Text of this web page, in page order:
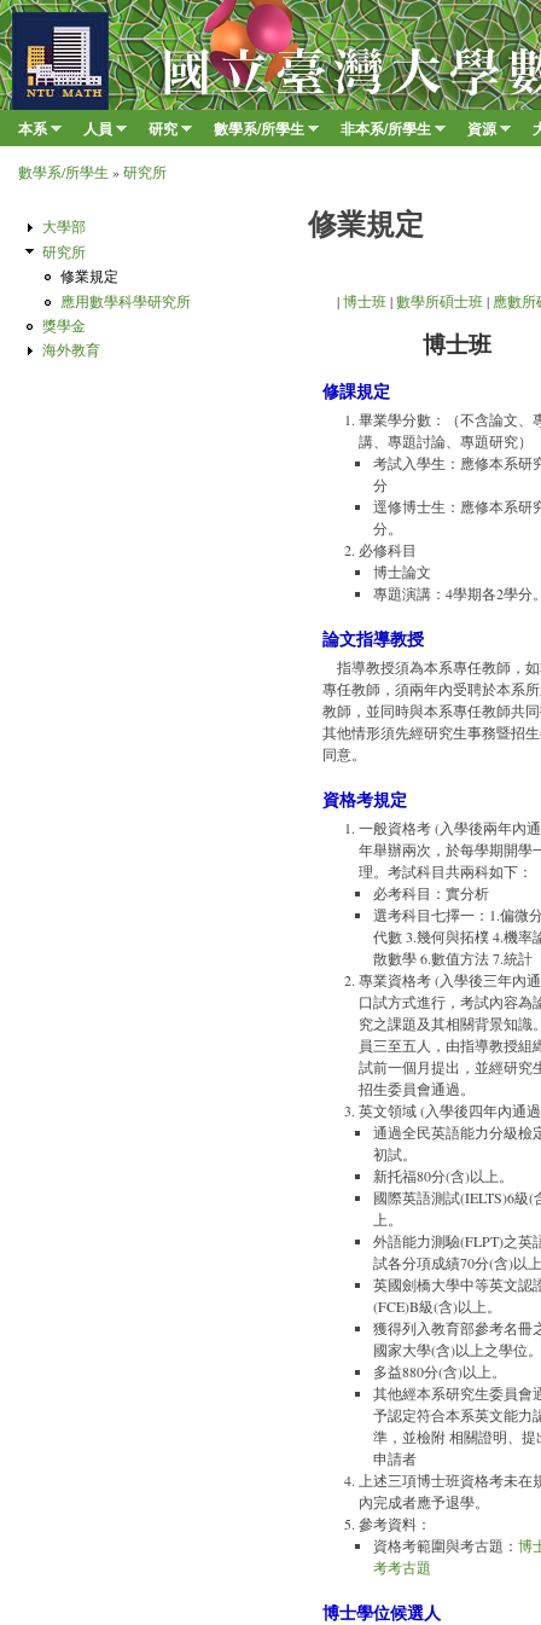
移至
臺
大
數
學
系
Main menu
本系 人員 研究 數學系/所學生 非本系/所學生 資源
您在這裡
數學系/所學生 »研究所
修業規定
|博士班 |數學所碩士班 | 應數所
博士班
修課規定
畢業學分數：（不含論文、
講、專題討論、專題研究）
考試入學生：應修本系研
分
逕修博士生：應修本系研
分。
必修科目
博士論文
專題演講：4學期各2學分
論文指導教授
指導教授須為本系專任教師，
專任教師，須兩年內受聘於本系
教師，並同時與本系專任教師共
其他情形須先經研究生事務暨招
同意。
資格考規定
一般資格考 (入學後兩年內
年舉辦兩次，於每學期開學
理。考試科目共兩科如下：
必考科目：實分析
選考科目七擇一：1.偏微
代數 3.幾何與拓樸 4.機率
散數學 6.數值方法 7.統計
專業資格考 (入學後三年內
口試方式進行，考試內容為
究之課題及其相關背景知識
員三至五人，由指導教授組
試前一個月提出，並經研究
招生委員會通過。
英文領域 (入學後四年內通
通過全民英語能力分級檢
初試。
新托福80分(含)以上。
國際英語測試(IELTS)6級(
上。
外語能力測驗(FLPT)之英
試各分項成績70分(含)以
英國劍橋大學中等英文認
(FCE)B級(含)以上。
獲得列入教育部參考名冊
國家大學(含)以上之學位。
多益880分(含)以上。
其他經本系研究生委員會
予認定符合本系英文能力
準，並檢附 相關證明、提
申請者
上述三項博士班資格考未在
內完成者應予退學。
參考資料：
資格考範圍與考古題： 博
考考古題
博士學位候選人
大學部
研究所
修業規定
應用數學科學研究所
獎學金
海外教育